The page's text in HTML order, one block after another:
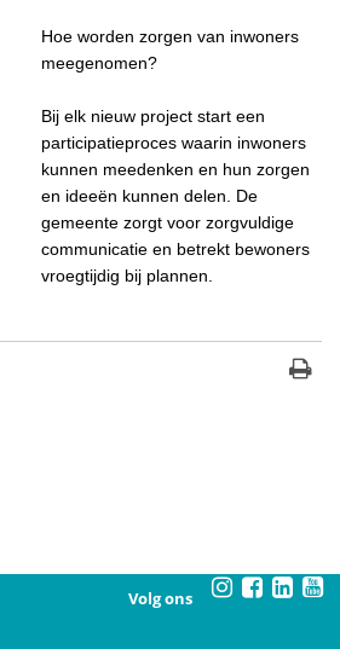
Hoe worden zorgen van inwoners
meegenomen?
Bij elk nieuw project start een
participatieproces waarin inwoners
kunnen meedenken en hun zorgen
en ideeën kunnen delen. De
gemeente zorgt voor zorgvuldige
communicatie en betrekt bewoners
vroegtijdig bij plannen.
Volg ons